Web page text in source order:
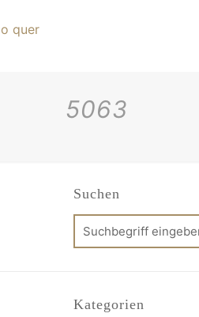
5063
Suchen
Kategorien